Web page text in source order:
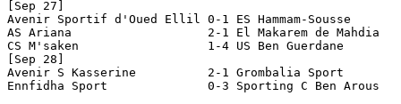
[Sep 27]
Avenir Sportif d'Oued Ellil 0-1 ES Hammam-Sousse
AS Ariana		    2-1 El Makarem de Mahdia
CS M'saken		    1-4 US Ben Guerdane
[Sep 28]
Avenir S Kasserine	    2-1 Grombalia Sport
Ennfidha Sport		    0-3 Sporting C Ben Arous